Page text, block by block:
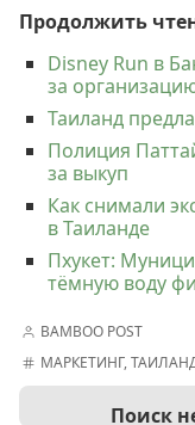
Продолжить
Disney Run в
за
Таиланд
Полиция
за выкуп
Как снимали
в Таиланде
Пхукет:
тёмную воду
BAMBOO POST
МАРКЕТИНГ,
Поиск